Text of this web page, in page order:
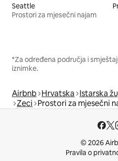
Seattle
Prostori za mjesečni najam
*Za određena područja i
iznimke.
Airbnb Hrvatska Istarska
Zeci Prostori za mjesečni
© 2026
Pravila o